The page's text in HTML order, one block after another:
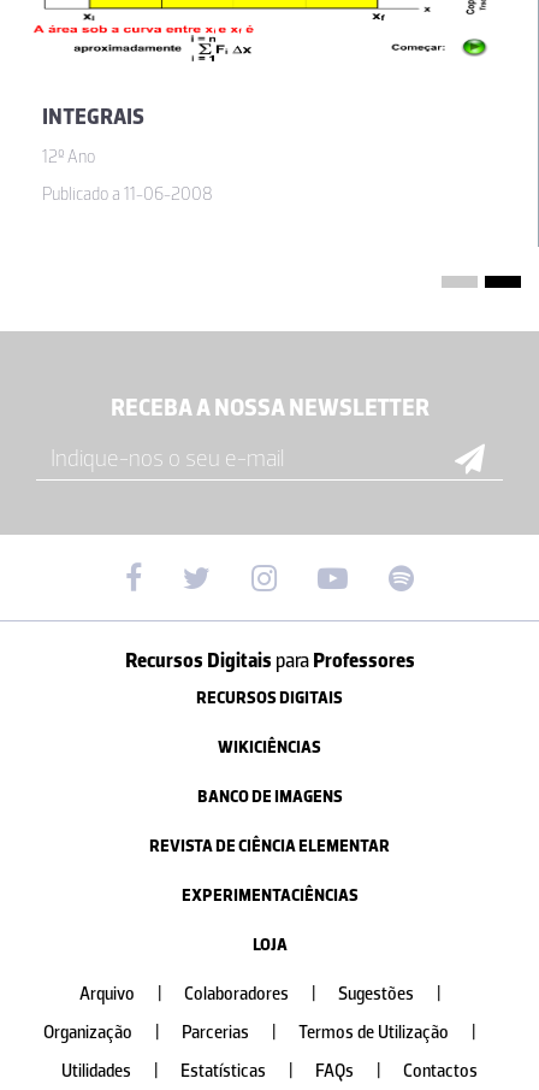
INTEGRAIS
12º Ano
Publicado a 11-06-2008
RECEBA A NOSSA NEWSLETTER
Recursos Digitais paraProfessores
RECURSOS DIGITAIS
WIKICIÊNCIAS
BANCO DE IMAGENS
REVISTA DE CIÊNCIA ELEMENTAR
EXPERIMENTACIÊNCIAS
LOJA
Arquivo Colaboradores Sugestões
Organização
Parcerias Termos de Utilização
Utilidades
Estatísticas FAQs Contactos